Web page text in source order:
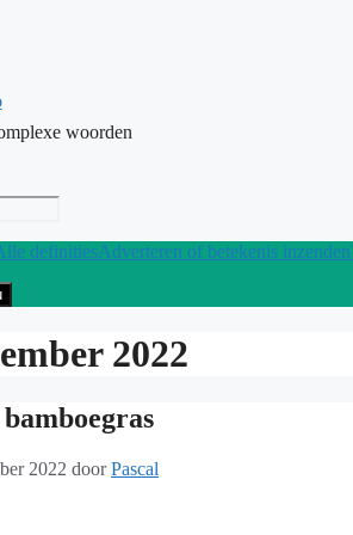
woorden
definitiesAdverteren of betekenis
2022
2022 doorPascal